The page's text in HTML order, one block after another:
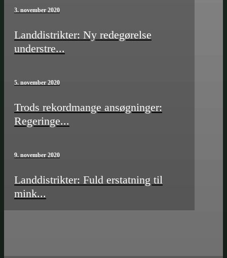
3. november 2020
Landdistrikter: Ny redegørelse
understre...
5. november 2020
Trods rekordmange ansøgninger:
Regeringe...
9. november 2020
Landdistrikter: Fuld erstatning til
mink...